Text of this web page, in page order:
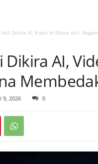
Asli Dikira AI, Video AI Dikira Asli:
Dikira AI,
9, 2026 0